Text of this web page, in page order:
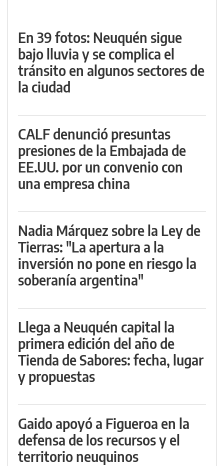
En 39 fotos: Neuquén sigue
bajo lluvia y se complica el
tránsito en algunos sectores de
la ciudad
CALF denunció presuntas
presiones de la Embajada de
EE.UU. por un convenio con
una empresa china
Nadia Márquez sobre la Ley de
Tierras: "La apertura a la
inversión no pone en riesgo la
soberanía argentina"
Llega a Neuquén capital la
primera edición del año de
Tienda de Sabores: fecha, lugar
y propuestas
Gaido apoyó a Figueroa en la
defensa de los recursos y el
territorio neuquinos